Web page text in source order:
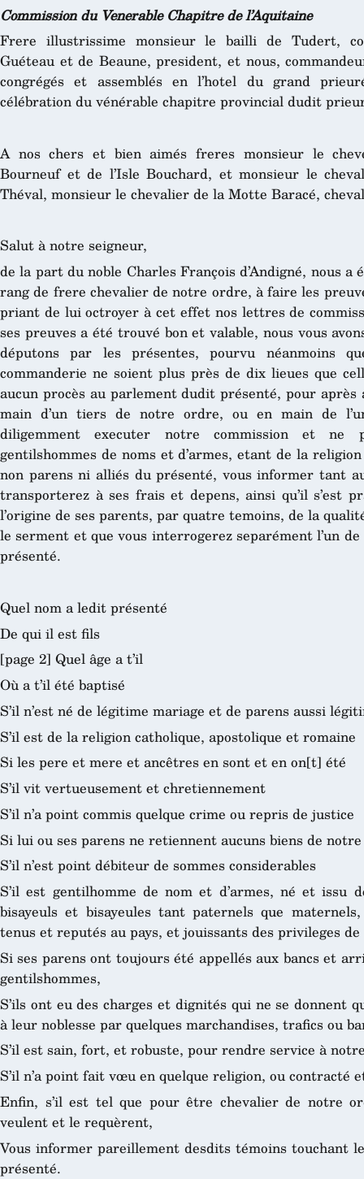
Commission du Venerable Chapitre de l’Aquitaine
Frere illustrissime monsieur le bailli de Tudert,
Guéteau et de Beaune, president, et nous,
congrégés et assemblés en l’hotel du grand
célébration du vénérable chapitre provincial dudit
A nos chers et bien aimés freres monsieur le
Bourneuf et de l’Isle Bouchard, et monsieur le
Théval, monsieur le chevalier de la Motte Baracé,
Salut à notre seigneur,
de la part du noble Charles François d’Andigné, nous a
rang de frere chevalier de notre ordre, à faire les
priant de lui octroyer à cet effet nos lettres de
ses preuves a été trouvé bon et valable, nous vous
députons par les présentes, pourvu néanmoins
commanderie ne soient plus près de dix lieues que
aucun procès au parlement dudit présenté, pour
main d’un tiers de notre ordre, ou en main de
diligemment executer notre commission et ne
gentilshommes de noms et d’armes, etant de la
non parens ni alliés du présenté, vous informer tant
transporterez à ses frais et depens, ainsi qu’il s’est
l’origine de ses parents, par quatre temoins, de la
le serment et que vous interrogerez separément l’un
présenté.
Quel nom a ledit présenté
De qui il est fils
[page 2] Quel âge a t’il
Où a t’il été baptisé
S’il n’est né de légitime mariage et de parens aussi
S’il est de la religion catholique, apostolique et romaine
Si les pere et mere et ancêtres en sont et en on[t] été
S’il vit vertueusement et chretiennement
S’il n’a point commis quelque crime ou repris de justice
Si lui ou ses parens ne retiennent aucuns biens de
S’il n’est point débiteur de sommes considerables
S’il est gentilhomme de nom et d’armes, né et issu
bisayeuls et bisayeules tant paternels que
tenus et reputés au pays, et jouissants des privileges
Si ses parens ont toujours été appellés aux bancs et
gentilshommes,
S’ils ont eu des charges et dignités qui ne se donnent
à leur noblesse par quelques marchandises, trafics ou
S’il est sain, fort, et robuste, pour rendre service à
S’il n’a point fait vœu en quelque religion, ou contracté
Enfin, s’il est tel que pour être chevalier de notre
veulent et le requèrent,
Vous informer pareillement desdits témoins touchant
présenté.